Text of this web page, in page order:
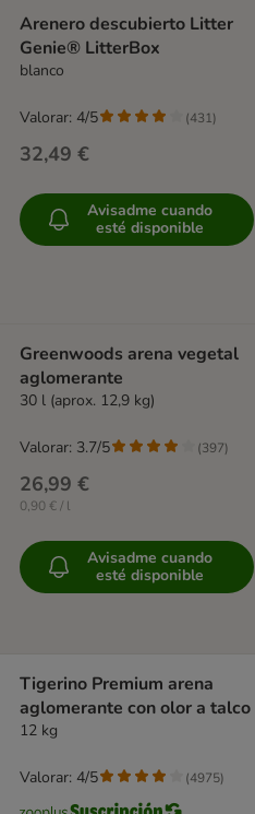
Arenero descubierto Litter
Genie® LitterBox
blanco
32,49 €
Valorar: 4/5 (431)
Avisadme cuando
esté disponible
Greenwoods arena vegetal
aglomerante
30 l (aprox. 12,9 kg)
26,99 €
0,90 € / l
Valorar: 3.7/5 (397)
Avisadme cuando
esté disponible
Tigerino Premium arena
aglomerante con olor a talco
12 kg
Valorar: 4/5 (4975)